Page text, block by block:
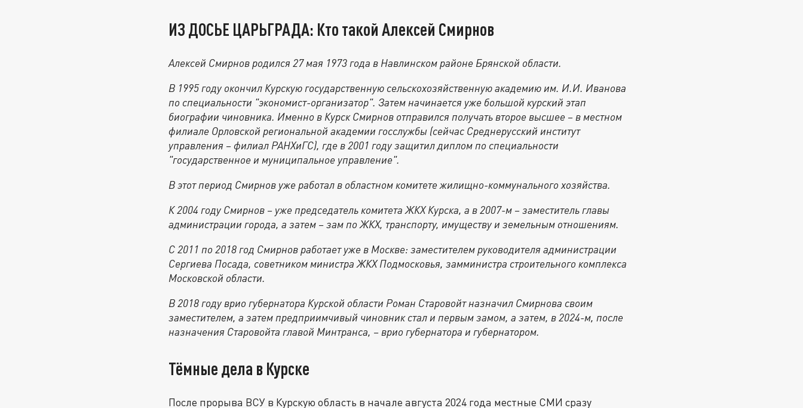
ИЗ ДОСЬЕ ЦАРЬГРАДА: Кто такой Алексей Смирнов
Алексей Смирнов родился 27 мая 1973 года в Навлинском районе Брянской области.
В 1995 году окончил Курскую государственную сельскохозяйственную академию им. И.И. Иванова
по специальности "экономист-организатор". Затем начинается уже большой курский этап
биографии чиновника. Именно в Курск Смирнов отправился получать второе высшее – в местном
филиале Орловской региональной академии госслужбы (сейчас Среднерусский институт
управления – филиал РАНХиГС), где в 2001 году защитил диплом по специальности
"государственное и муниципальное управление".
В этот период Смирнов уже работал в областном комитете жилищно-коммунального хозяйства.
К 2004 году Смирнов – уже председатель комитета ЖКХ Курска, а в 2007-м – заместитель главы
администрации города, а затем – зам по ЖКХ, транспорту, имуществу и земельным отношениям.
С 2011 по 2018 год Смирнов работает уже в Москве: заместителем руководителя администрации
Сергиева Посада, советником министра ЖКХ Подмосковья, замминистра строительного комплекса
Московской области.
В 2018 году врио губернатора Курской области Роман Старовойт назначил Смирнова своим
заместителем, а затем предприимчивый чиновник стал и первым замом, а затем, в 2024-м, после
назначения Старовойта главой Минтранса, – врио губернатора и губернатором.
Тёмные дела в Курске
После прорыва ВСУ в Курскую область в начале августа 2024 года местные СМИ сразу